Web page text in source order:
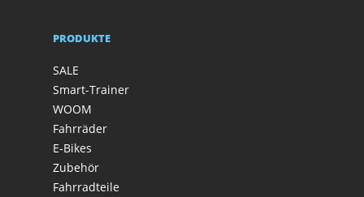
PRODUKTE
SALE
Smart-Trainer
WOOM
Fahrräder
E-Bikes
Zubehör
Fahrradteile